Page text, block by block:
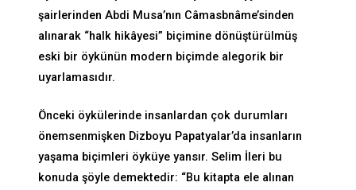
şairlerinden Abdi Musa’nın Câmasbnâme’sinden
alınarak “halk hikâyesi” biçimine dönüştürülmüş
eski bir öykünün modern biçimde alegorik bir
uyarlamasıdır.
Önceki öykülerinde insanlardan çok durumları
önemsenmişken Dizboyu Papatyalar’da insanların
yaşama biçimleri öyküye yansır. Selim İleri bu
konuda şöyle demektedir: “Bu kitapta ele alınan